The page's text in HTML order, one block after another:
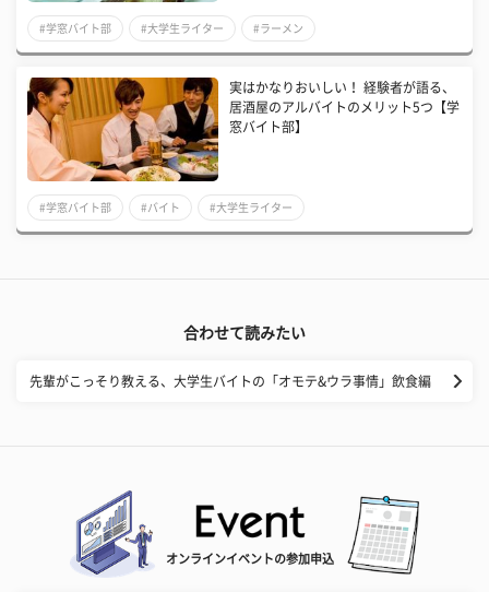
#学窓バイト部 #大学生ライター #ラーメン
実はかなりおいしい！ 経験者が語る、
居酒屋のアルバイトのメリット5つ【学
窓バイト部】
#学窓バイト部 #バイト #大学生ライター
合わせて読みたい
先輩がこっそり教える、大学生バイトの「オモテ&ウラ事情」飲食編
オンラインイベントの参加申込